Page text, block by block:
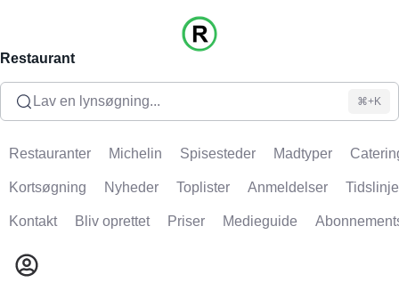
Restaurant
Lav en lynsøgning... ⌘+K
Restauranter Michelin Spisesteder Madtyper
Kortsøgning Nyheder Toplister Anmeldelser Tidslinje
Kontakt Bliv oprettet Priser Medieguide